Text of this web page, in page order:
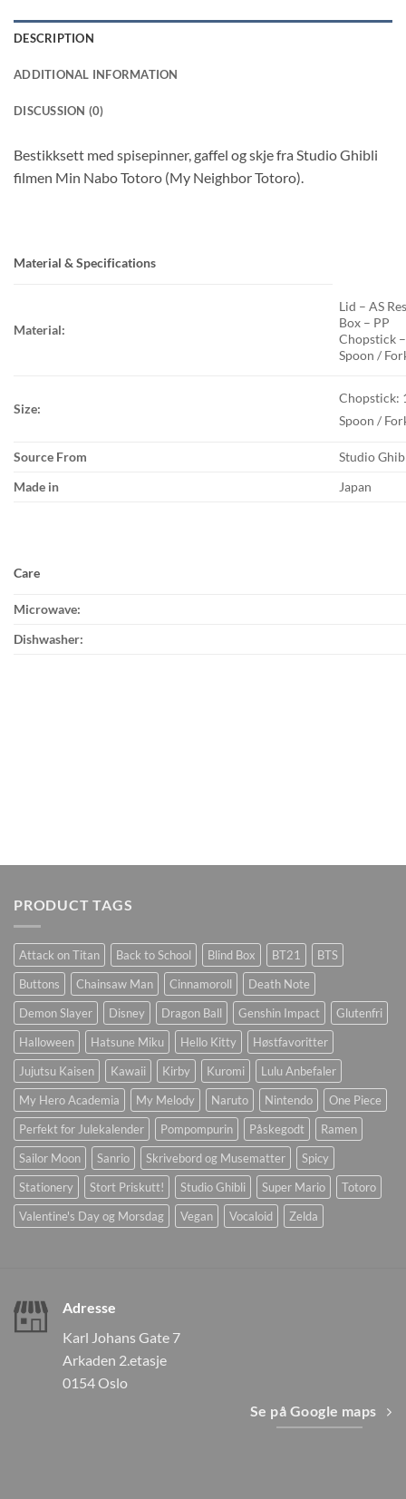
DESCRIPTION
ADDITIONAL INFORMATION
DISCUSSION (0)
Bestikksett med spisepinner, gaffel og skje fra Studio Ghibli
filmen Min Nabo Totoro (My Neighbor Totoro).
Material & Specifications
Material:
Lid – AS
Box – PP
Chopstick
Spoon /
Size:
Chopstick:
Spoon /
Source From
Studio
Made in
Japan
Care
Microwave:
Dishwasher:
PRODUCT TAGS
Attack on Titan Back to School Blind Box BT21
BTS
Buttons
Chainsaw Man Cinnamoroll
Death Note
Demon Slayer
Disney Dragon Ball Genshin Impact
Glutenfri
Halloween
Hatsune Miku Hello Kitty
Høstfavoritter
Jujutsu Kaisen
Kawaii Kirby Kuromi
Lulu Anbefaler
My Hero Academia
My Melody Naruto Nintendo
One Piece
Perfekt for Julekalender
Pompompurin Påskegodt
Ramen
Sailor Moon
Sanrio Skrivebord og Musematter
Spicy
Stationery
Stort Priskutt! Studio Ghibli Super Mario
Totoro
Valentine's Day og Morsdag
Vegan Vocaloid Zelda
Adresse
Karl Johans Gate 7
Arkaden 2.etasje
0154 Oslo
Se på Google maps